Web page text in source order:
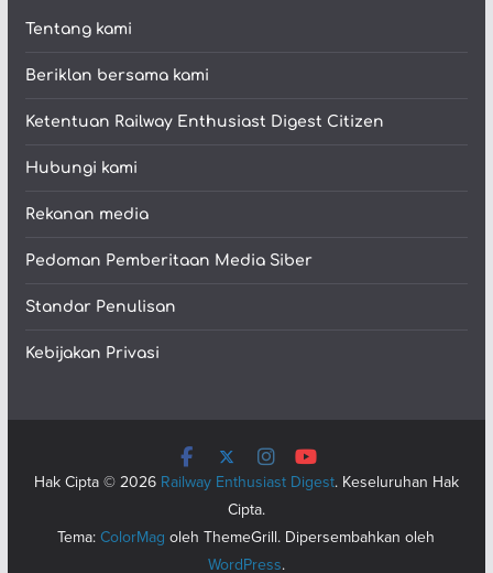
Tentang kami
Beriklan bersama kami
Ketentuan Railway Enthusiast Digest Citizen
Hubungi kami
Rekanan media
Pedoman Pemberitaan Media Siber
Standar Penulisan
Kebijakan Privasi
Hak Cipta © 2026 Railway Enthusiast Digest. Keseluruhan Hak
Cipta.
Tema:ColorMag oleh ThemeGrill. Dipersembahkan oleh
WordPress.